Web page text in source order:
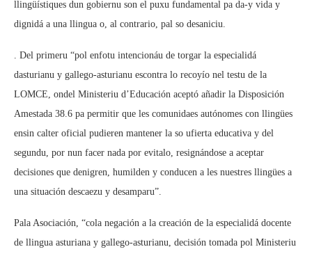
llingüístiques dun gobiernu son el puxu fundamental pa da-y vida y
dignidá a una llingua o, al contrario, pal so desaniciu.
. Del primeru “pol enfotu intencionáu de torgar la especialidá
dasturianu y gallego-asturianu escontra lo recoyío nel testu de la
LOMCE, ondel Ministeriu d’Educación aceptó añadir la Disposición
Amestada 38.6 pa permitir que les comunidaes autónomes con llingües
ensin calter oficial pudieren mantener la so ufierta educativa y del
segundu, por nun facer nada por evitalo, resignándose a aceptar
decisiones que denigren, humilden y conducen a les nuestres llingües a
una situación descaezu y desamparu”.
Pala Asociación, “cola negación a la creación de la especialidá docente
de llingua asturiana y gallego-asturianu, decisión tomada pol Ministeriu